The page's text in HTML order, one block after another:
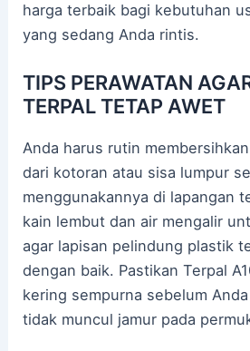
harga terbaik bagi kebutuhan
yang sedang Anda rintis.
TIPS PERAWATAN
TERPAL TETAP AWET
Anda harus rutin
dari kotoran atau sisa lumpur
menggunakannya di lapangan
kain lembut dan air mengalir
agar lapisan pelindung plastik
dengan baik. Pastikan Terpal
kering sempurna sebelum
tidak muncul jamur pada